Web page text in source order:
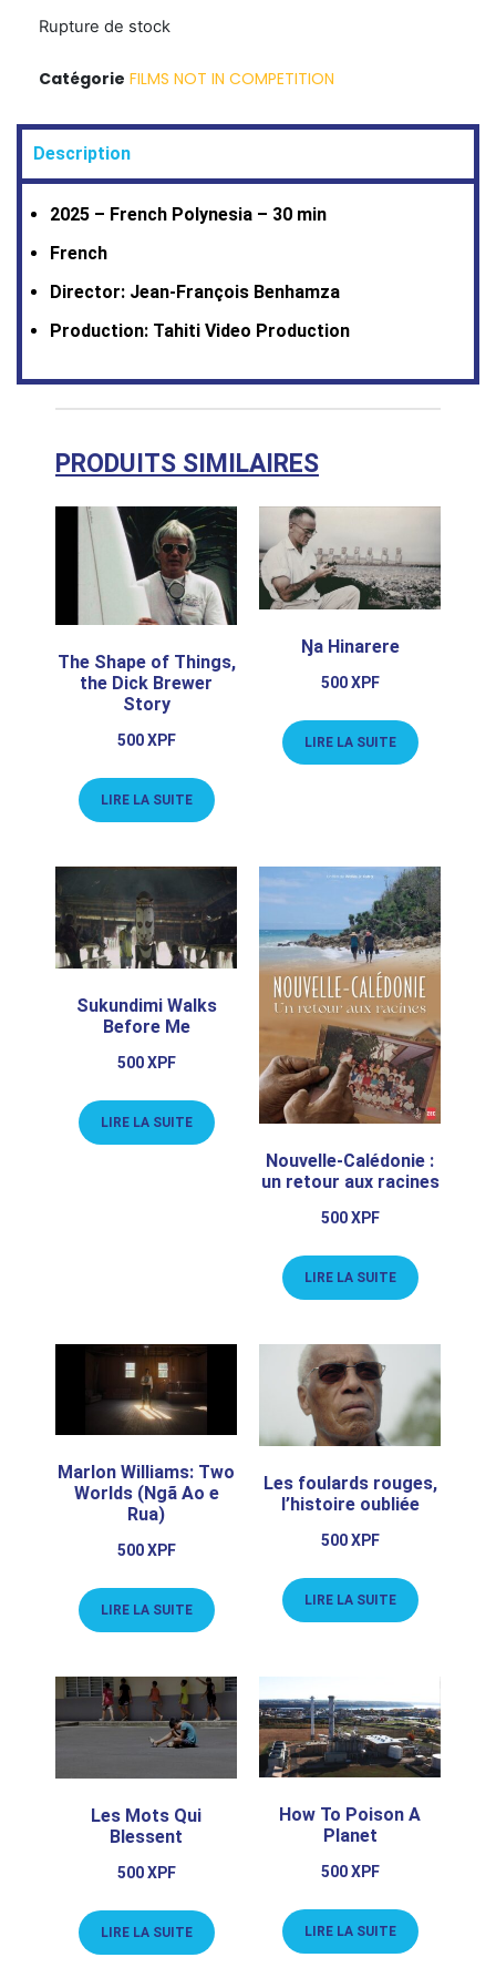
Rupture de stock
Catégorie FILMS NOT IN COMPETITION
Description
2025 – French Polynesia – 30 min
French
Director: Jean-François Benhamza
Production: Tahiti Video Production
PRODUITS SIMILAIRES
The Shape of Things,
the Dick Brewer
Story
500XPF
LIRE LA SUITE
Ŋa Hinarere
500XPF
LIRE LA SUITE
Sukundimi Walks
Before Me
500XPF
LIRE LA SUITE
Nouvelle-Calédonie :
un retour aux racines
500XPF
LIRE LA SUITE
Marlon Williams: Two
Worlds (Ngã Ao e
Rua)
500XPF
LIRE LA SUITE
Les foulards rouges,
l’histoire oubliée
500XPF
LIRE LA SUITE
Les Mots Qui
Blessent
500XPF
LIRE LA SUITE
How To Poison A
Planet
500XPF
LIRE LA SUITE